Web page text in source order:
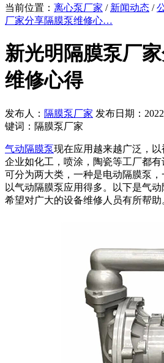
当前位置： 离心泵厂家 / 新闻动态 /
厂家分享隔膜泵维修心…
新光明隔膜泵厂
维修心得
发布人： 隔膜泵厂家 发布日期：
键词：隔膜泵厂家
气动隔膜泵现在应用越来越广泛，
企业如化工，喷涂，陶瓷等工厂都
可分为两大类，一种是电动隔膜泵
以气动隔膜泵应用得多。以下是气动
希望对广大的设备维修人员有所帮助